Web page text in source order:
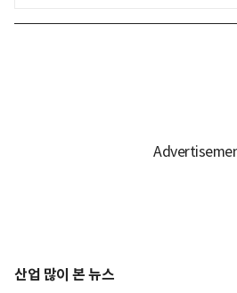
산업 많이 본 뉴스